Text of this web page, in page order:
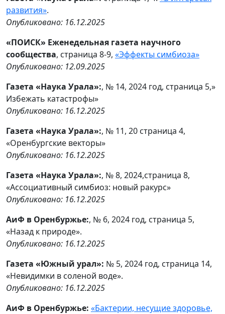
развития».
Опубликовано: 16.12.2025
«ПОИСК» Еженедельная газета научного
сообщества, страница 8-9, «Эффекты симбиоза»
Опубликовано: 12.09.2025
Газета «Наука Урала»:, № 14, 2024 год, страница 5,»
Избежать катастрофы»
Опубликовано: 16.12.2025
Газета «Наука Урала»:, № 11, 20 страница 4,
«Оренбургские векторы»
Опубликовано: 16.12.2025
Газета «Наука Урала»:, № 8, 2024,страница 8,
«Ассоциативный симбиоз: новый ракурс»
Опубликовано: 16.12.2025
АиФ в Оренбуржье:, № 6, 2024 год, страница 5,
«Назад к природе».
Опубликовано: 16.12.2025
Газета «Южный урал»: № 5, 2024 год, страница 14,
«Невидимки в соленой воде».
Опубликовано: 16.12.2025
АиФ в Оренбуржье: «Бактерии, несущие здоровье,